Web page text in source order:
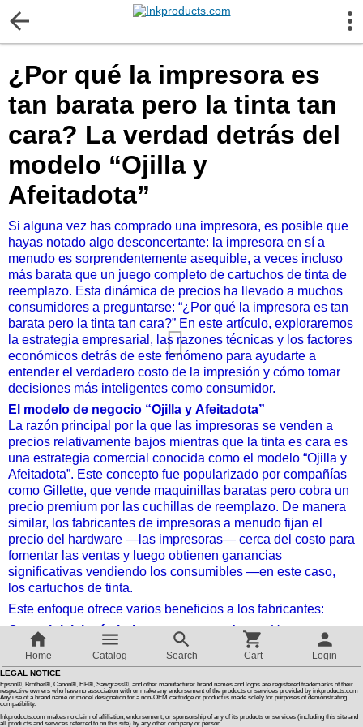
¿Por qué la impresora es
tan barata pero la tinta tan
cara? La verdad detrás del
modelo “Ojilla y
Afeitadota”
Si alguna vez has comprado una impresora, es posible que
hayas notado algo desconcertante: la impresora en sí a
menudo es sorprendentemente asequible, a veces incluso
más barata que un juego completo de cartuchos de tinta de
reemplazo. Esta dinámica de precios ha llevado a muchos
consumidores a preguntarse: “¿Por qué la impresora es tan
barata pero la tinta tan cara?” En este artículo, exploraremos
la estrategia empresarial, las razones técnicas y los factores
económicos detrás de este fenómeno para ayudarte a
entender el verdadero costo de la impresión y cómo tomar
decisiones más inteligentes como consumidor.
El modelo de negocio “Ojilla y Afeitadota”
La razón principal por la que las impresoras se venden a
precios relativamente bajos mientras que la tinta es cara es
una estrategia comercial conocida como el modelo “Ojilla y
Afeitadota”. Este concepto fue popularizado por compañías
como Gillette, que vende maquinillas baratas pero cobra un
precio premium por las cuchillas de reemplazo. De manera
similar, los fabricantes de impresoras a menudo fijan el
precio del hardware —las impresoras— cerca del costo para
fomentar las ventas y luego obtienen ganancias
significativas vendiendo los consumibles —en este caso,
los cartuchos de tinta.
Este enfoque ofrece varios beneficios a los fabricantes:
Costo inicial más bajo atrae compradores:Una
impresora de bajo precio parece una buena oferta y reduce
la barrera de entrada. Los consumidores pueden estar más
inclinados a comprar una impresora nueva si el costo inicial
es bajo.
Ingresos recurrentes por ventas de tinta:Los cartuchos
Home Catalog Search Cart Login
LEGAL NOTICE
Epson®, Brother®, Canon®, HP®, Sawgrass®, and other manufacturer brand names and logos are registered trademarks of their
respective owners who have no association with or make any endorsement of the products or services provided by inkproducts.com
Any use of a brand name or model designation for a non-OEM cartridge or product is made solely for purposes of demonstrating
compatibility.
Inkproducts.com makes no claim of affiliation, endorsement, or sponsorship of any of its products or services (including this site and
all products and services referred to on this site) by any other company or person.
More Information
Gift certificates
LEGAL NOTICE
Terms & Conditions
Shipping
Privacy statement
Customer Reviews
How To Instructions & Videos
International Orders
About Us
Articles
Switch to desktop version